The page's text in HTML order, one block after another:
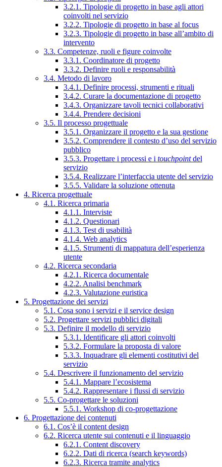
3.2.1. Tipologie di progetto in base agli attori
coinvolti nel servizio
3.2.2. Tipologie di progetto in base al focus
3.2.3. Tipologie di progetto in base all’ambito di
intervento
3.3. Competenze, ruoli e figure coinvolte
3.3.1. Coordinatore di progetto
3.3.2. Definire ruoli e responsabilità
3.4. Metodo di lavoro
3.4.1. Definire processi, strumenti e rituali
3.4.2. Curare la documentazione di progetto
3.4.3. Organizzare tavoli tecnici collaborativi
3.4.4. Prendere decisioni
3.5. Il processo progettuale
3.5.1. Organizzare il progetto e la sua gestione
3.5.2. Comprendere il contesto d’uso del servizio
pubblico
3.5.3. Progettare i processi e i touchpointdel
servizio
3.5.4. Realizzare l’interfaccia utente del servizio
3.5.5. Validare la soluzione ottenuta
4. Ricerca progettuale
4.1. Ricerca primaria
4.1.1. Interviste
4.1.2. Questionari
4.1.3. Test di usabilità
4.1.4. Web analytics
4.1.5. Strumenti di mappatura dell’esperienza
utente
4.2. Ricerca secondaria
4.2.1. Ricerca documentale
4.2.2. Analisi benchmark
4.2.3. Valutazione euristica
5. Progettazione dei servizi
5.1. Cosa sono i servizi e il service design
5.2. Progettare servizi pubblici digitali
5.3. Definire il modello di servizio
5.3.1. Identificare gli attori coinvolti
5.3.2. Formulare la proposta di valore
5.3.3. Inquadrare gli elementi costitutivi del
servizio
5.4. Descrivere il funzionamento del servizio
5.4.1. Mappare l’ecosistema
5.4.2. Rappresentare i flussi di servizio
5.5. Co-progettare le soluzioni
5.5.1. Workshop di co-progettazione
6. Progettazione dei contenuti
6.1. Cos’è il content design
6.2. Ricerca utente sui contenuti e il linguaggio
6.2.1. Content discovery
6.2.2. Dati di ricerca (search keywords)
6.2.3. Ricerca tramite analytics